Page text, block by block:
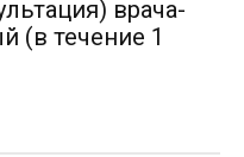
врача-
(в течение 1